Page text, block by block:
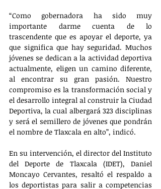
“Como gobernadora ha sido muy
importante darme cuenta de lo
trascendente que es apoyar el deporte, ya
que significa que hay seguridad. Muchos
jóvenes se dedican a la actividad deportiva
actualmente, eligen un camino diferente,
al encontrar su gran pasión. Nuestro
compromiso es la transformación social y
el desarrollo integral al construir la Ciudad
Deportiva, la cual albergará 323 disciplinas
y será el semillero de jóvenes que pondrán
el nombre de Tlaxcala en alto”, indicó.
En su intervención, el director del Instituto
del Deporte de Tlaxcala (IDET), Daniel
Moncayo Cervantes, resaltó el respaldo a
los deportistas para salir a competencias